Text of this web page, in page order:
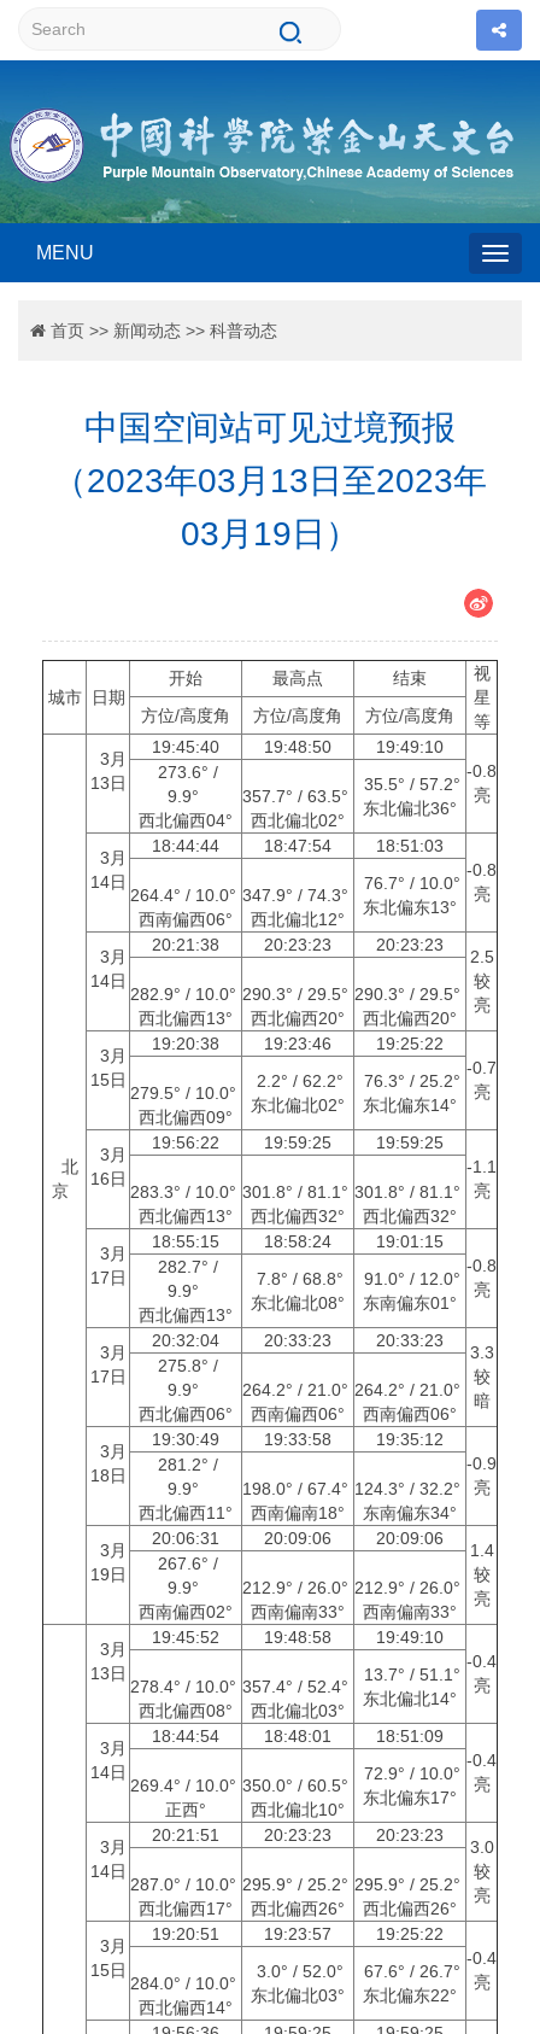
MENU
首页 >> 新闻动态 >> 科普动态
中国空间站可见过境预报
（2023年03月13日至2023年
03月19日）
城市 日期
开始 最高点 结束
视
星
等
方位/高度角 方位/高度角 方位/高度角
北
京
3月
13日
19:45:40 19:48:50
19:49:10
-0.8
亮
273.6° /
9.9°
西北偏西04°
357.7° / 63.5°
西北偏北02°
35.5° / 57.2°
东北偏北36°
3月
14日
18:44:44 18:47:54
18:51:03
-0.8
亮
264.4° / 10.0°
西南偏西06°
347.9° / 74.3°
西北偏北12°
76.7° / 10.0°
东北偏东13°
3月
14日
20:21:38 20:23:23 20:23:23
2.5
较
亮
282.9° / 10.0°
西北偏西13°
290.3° / 29.5°
西北偏西20°
290.3° / 29.5°
西北偏西20°
3月
15日
19:20:38 19:23:46
19:25:22
-0.7
亮
279.5° / 10.0°
西北偏西09°
2.2° / 62.2°
东北偏北02°
76.3° / 25.2°
东北偏东14°
3月
16日
19:56:22 19:59:25
19:59:25
-1.1
亮
283.3° / 10.0°
西北偏西13°
301.8° / 81.1°
西北偏西32°
301.8° / 81.1°
西北偏西32°
3月
17日
18:55:15 18:58:24
19:01:15
-0.8
亮
282.7° /
9.9°
西北偏西13°
7.8° / 68.8°
东北偏北08°
91.0° / 12.0°
东南偏东01°
3月
17日
20:32:04 20:33:23 20:33:23
3.3
较
暗
275.8° /
9.9°
西北偏西06°
264.2° / 21.0°
西南偏西06°
264.2° / 21.0°
西南偏西06°
3月
18日
19:30:49 19:33:58
19:35:12
-0.9
亮
281.2° /
9.9°
西北偏西11°
198.0° / 67.4°
西南偏南18°
124.3° / 32.2°
东南偏东34°
3月
19日
20:06:31 20:09:06 20:09:06
1.4
较
亮
267.6° /
9.9°
西南偏西02°
212.9° / 26.0°
西南偏南33°
212.9° / 26.0°
西南偏南33°
3月
13日
19:45:52 19:48:58
19:49:10
-0.4
亮
278.4° / 10.0°
西北偏西08°
357.4° / 52.4°
西北偏北03°
13.7° / 51.1°
东北偏北14°
3月
14日
18:44:54 18:48:01
18:51:09
-0.4
亮
269.4° / 10.0°
正西°
350.0° / 60.5°
西北偏北10°
72.9° / 10.0°
东北偏东17°
3月
14日
20:21:51 20:23:23 20:23:23
3.0
较
亮
287.0° / 10.0°
西北偏西17°
295.9° / 25.2°
西北偏西26°
295.9° / 25.2°
西北偏西26°
3月
15日
19:20:51 19:23:57
19:25:22
-0.4
亮
284.0° / 10.0°
西北偏西14°
3.0° / 52.0°
东北偏北03°
67.6° / 26.7°
东北偏东22°